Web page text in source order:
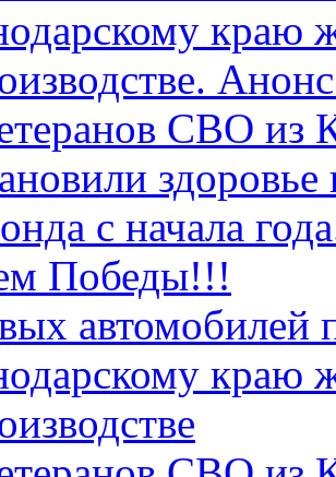
краю
СВО из
с начала
Победы!!!
автомобилей
краю